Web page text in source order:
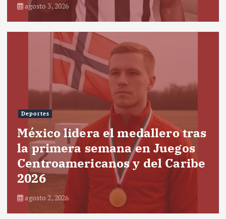
agosto 3, 2026
Deportes
México lidera el medallero tras
la primera semana en Juegos
Centroamericanos y del Caribe
2026
agosto 2, 2026